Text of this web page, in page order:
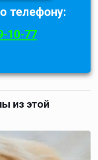
телефону:
10-77
из этой